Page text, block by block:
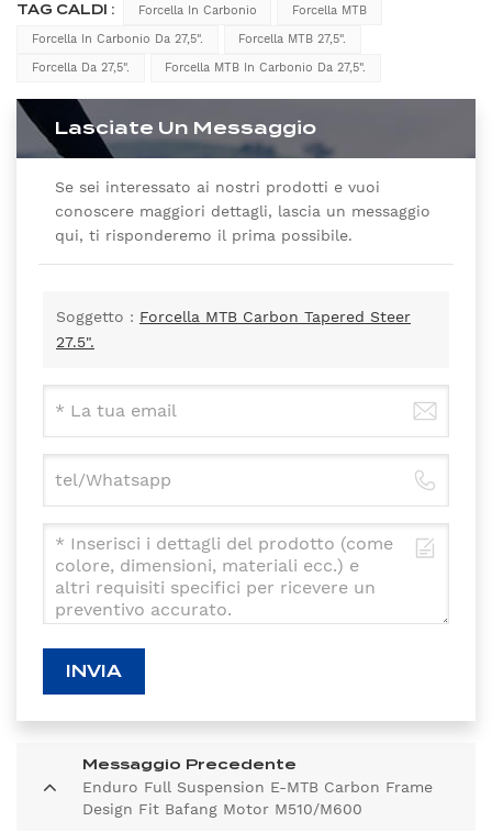
TAG CALDI : Forcella In Carbonio
Forcella MTB
Forcella In Carbonio Da 27,5".
Forcella MTB 27,5".
Forcella Da 27,5".
Forcella MTB In Carbonio Da 27,5".
Lasciate Un Messaggio
Se sei interessato ai nostri prodotti e vuoi
conoscere maggiori dettagli, lascia un messaggio
qui, ti risponderemo il prima possibile.
Soggetto : Forcella MTB Carbon Tapered Steer
27.5".
INVIA
Messaggio Precedente
Enduro Full Suspension E-MTB Carbon Frame
Design Fit Bafang Motor M510/M600